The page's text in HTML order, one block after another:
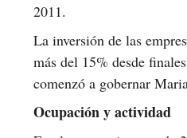
2011.
La inversión de las
más del 15% desde
comenzó a gobernar
Ocupación y actividad